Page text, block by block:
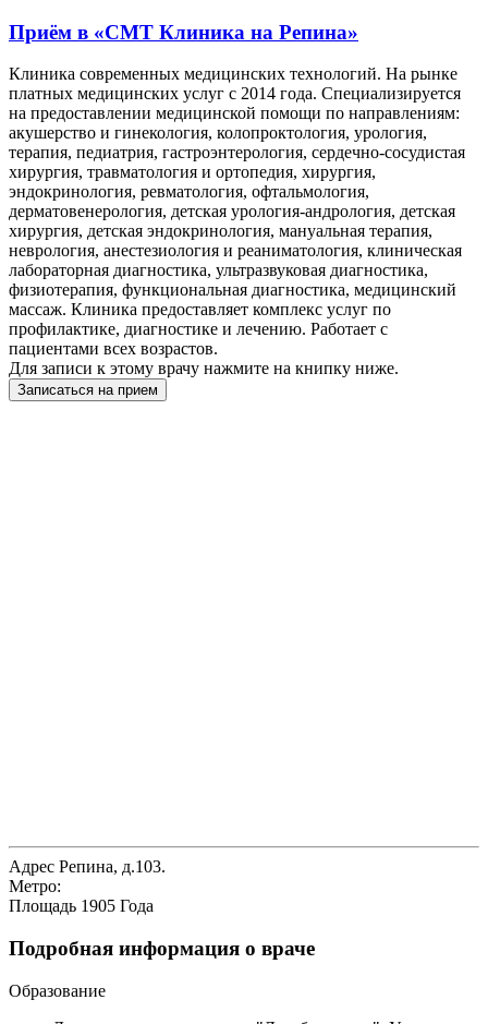
Приём в «СМТ Клиника на Репина»
Клиника современных медицинских технологий. На рынке
платных медицинских услуг с 2014 года. Специализируется
на предоставлении медицинской помощи по направлениям:
акушерство и гинекология, колопроктология, урология,
терапия, педиатрия, гастроэнтерология, сердечно-сосудистая
хирургия, травматология и ортопедия, хирургия,
эндокринология, ревматология, офтальмология,
дерматовенерология, детская урология-андрология, детская
хирургия, детская эндокринология, мануальная терапия,
неврология, анестезиология и реаниматология, клиническая
лабораторная диагностика, ультразвуковая диагностика,
физиотерапия, функциональная диагностика, медицинский
массаж. Клиника предоставляет комплекс услуг по
профилактике, диагностике и лечению. Работает с
пациентами всех возрастов.
Для записи к этому врачу нажмите на книпку ниже.
Записаться на прием
Адрес Репина, д.103.
Метро:
Площадь 1905 Года
Подробная информация о враче
Образование